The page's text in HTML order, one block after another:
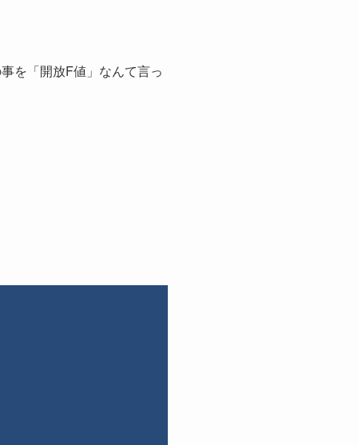
を「開放F値」なんて言っ